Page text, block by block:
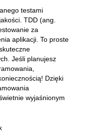
testami
TDD (ang.
za
aplikacji. To proste
Jeśli planujesz
Dzięki
wyjaśnionym